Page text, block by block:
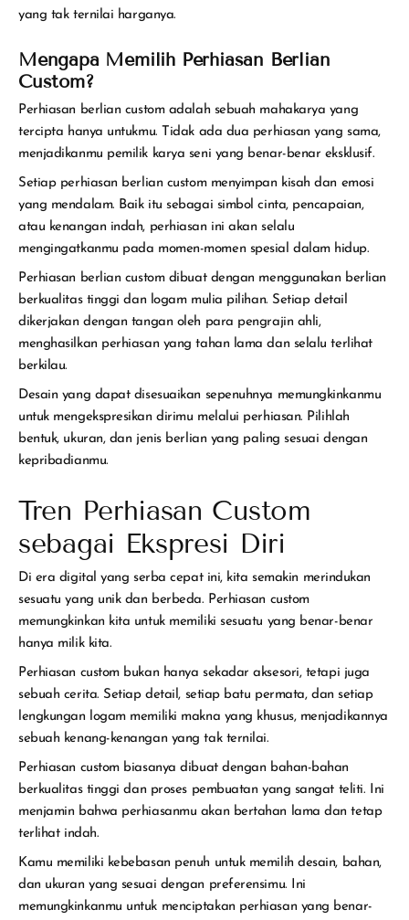
yang tak ternilai harganya.
Mengapa Memilih Perhiasan Berlian
Custom?
Perhiasan berlian custom adalah sebuah mahakarya yang
tercipta hanya untukmu. Tidak ada dua perhiasan yang sama,
menjadikanmu pemilik karya seni yang benar-benar eksklusif.
Setiap perhiasan berlian custom menyimpan kisah dan emosi
yang mendalam. Baik itu sebagai simbol cinta, pencapaian,
atau kenangan indah, perhiasan ini akan selalu
mengingatkanmu pada momen-momen spesial dalam hidup.
Perhiasan berlian custom dibuat dengan menggunakan berlian
berkualitas tinggi dan logam mulia pilihan. Setiap detail
dikerjakan dengan tangan oleh para pengrajin ahli,
menghasilkan perhiasan yang tahan lama dan selalu terlihat
berkilau.
Desain yang dapat disesuaikan sepenuhnya memungkinkanmu
untuk mengekspresikan dirimu melalui perhiasan. Pilihlah
bentuk, ukuran, dan jenis berlian yang paling sesuai dengan
kepribadianmu.
Tren Perhiasan Custom
sebagai Ekspresi Diri
Di era digital yang serba cepat ini, kita semakin merindukan
sesuatu yang unik dan berbeda. Perhiasan custom
memungkinkan kita untuk memiliki sesuatu yang benar-benar
hanya milik kita.
Perhiasan custom bukan hanya sekadar aksesori, tetapi juga
sebuah cerita. Setiap detail, setiap batu permata, dan setiap
lengkungan logam memiliki makna yang khusus, menjadikannya
sebuah kenang-kenangan yang tak ternilai.
Perhiasan custom biasanya dibuat dengan bahan-bahan
berkualitas tinggi dan proses pembuatan yang sangat teliti. Ini
menjamin bahwa perhiasanmu akan bertahan lama dan tetap
terlihat indah.
Kamu memiliki kebebasan penuh untuk memilih desain, bahan,
dan ukuran yang sesuai dengan preferensimu. Ini
memungkinkanmu untuk menciptakan perhiasan yang benar-